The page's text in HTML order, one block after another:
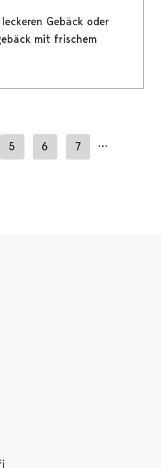
Gebäck oder
mit frischem
5 6 7 …